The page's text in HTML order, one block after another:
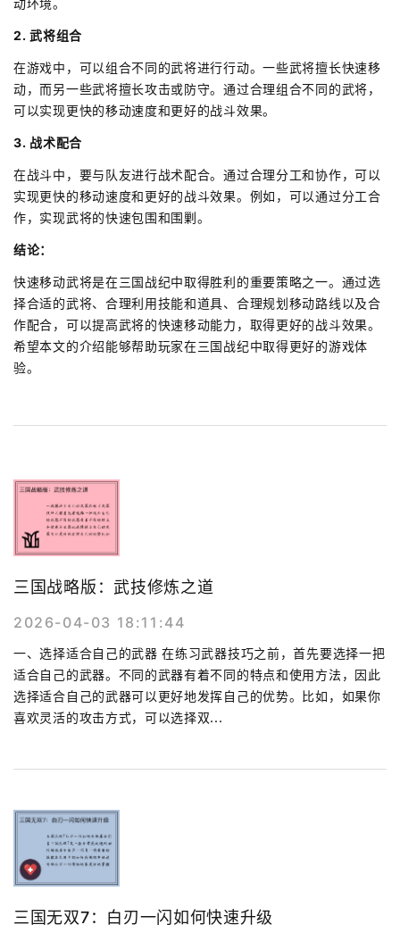
2. 武将组合
在游戏中，可以组合不同的武将进行行动。一些武将擅长快速移
动，而另一些武将擅长攻击或防守。通过合理组合不同的武将，
可以实现更快的移动速度和更好的战斗效果。
3. 战术配合
在战斗中，要与队友进行战术配合。通过合理分工和协作，可以
实现更快的移动速度和更好的战斗效果。例如，可以通过分工合
作，实现武将的快速包围和围剿。
结论：
快速移动武将是在三国战纪中取得胜利的重要策略之一。通过选
择合适的武将、合理利用技能和道具、合理规划移动路线以及合
作配合，可以提高武将的快速移动能力，取得更好的战斗效果。
希望本文的介绍能够帮助玩家在三国战纪中取得更好的游戏体
验。
三国战略版：武技修炼之道
2026-04-03 18:11:44
一、选择适合自己的武器 在练习武器技巧之前，首先要选择一把
适合自己的武器。不同的武器有着不同的特点和使用方法，因此
选择适合自己的武器可以更好地发挥自己的优势。比如，如果你
喜欢灵活的攻击方式，可以选择双...
三国无双7：白刃一闪如何快速升级